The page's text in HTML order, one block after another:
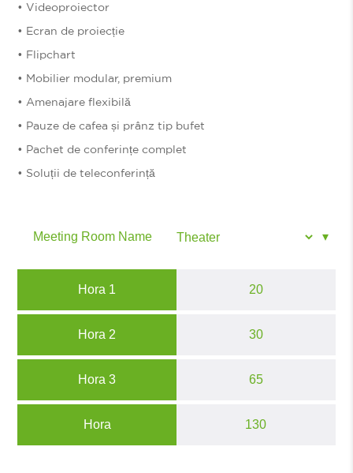
• Videoproiector
• Ecran de proiecție
• Flipchart
• Mobilier modular, premium
• Amenajare flexibilă
• Pauze de cafea și prânz tip bufet
• Pachet de conferințe complet
• Soluții de teleconferință
Meeting Room Name
Hora 1 20
Hora 2 30
Hora 3 65
Hora 130